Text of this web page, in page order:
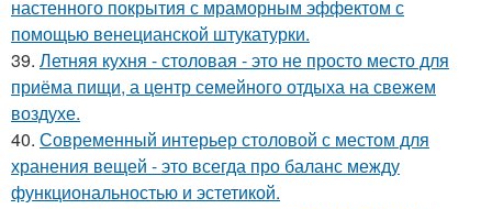
настенного покрытия с мраморным эффектом с
помощью венецианской штукатурки.
39. Летняя кухня - столовая - это не просто место для
приёма пищи, а центр семейного отдыха на свежем
воздухе.
40. Современный интерьер столовой с местом для
хранения вещей - это всегда про баланс между
функциональностью и эстетикой.